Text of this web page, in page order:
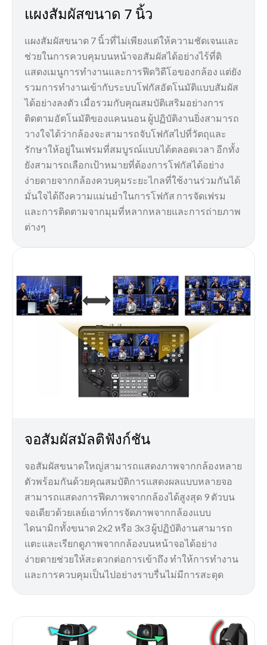
แผงสัมผัสขนาด 7 นิ้ว
แผงสัมผัสขนาด 7 นิ้วที่ไม่เพียงแต่ให้ความชัดเจนและ
ช่วยในการควบคุมบนหน้าจอสัมผัสได้อย่างไร้ที่ติ
แสดงเมนูการทำงานและการฟีดวิดีโอของกล้อง แต่ยัง
รวมการทำงานเข้ากับระบบโฟกัสอัตโนมัติแบบสัมผัส
ได้อย่างลงตัว เมื่อรวมกับคุณสมบัติเสริมอย่างการ
ติดตามอัตโนมัติของแคนนอน ผู้ปฏิบัติงานยิ่งสามารถ
วางใจได้ว่ากล้องจะสามารถจับโฟกัสไปที่วัตถุและ
รักษาให้อยู่ในเฟรมที่สมบูรณ์แบบได้ตลอดเวลา อีกทั้ง
ยังสามารถเลือกเป้าหมายที่ต้องการโฟกัสได้อย่าง
ง่ายดายจากกล้องควบคุมระยะไกลที่ใช้งานร่วมกันได้
มั่นใจได้ถึงความแม่นยำในการโฟกัส การจัดเฟรม
และการติดตามจากมุมที่หลากหลายและการถ่ายภาพ
ต่างๆ
จอสัมผัสมัลติฟังก์ชัน
จอสัมผัสขนาดใหญ่สามารถแสดงภาพจากกล้องหลาย
ตัวพร้อมกันด้วยคุณสมบัติการแสดงผลแบบหลายจอ
สามารถแสดงการฟีดภาพจากกล้องได้สูงสุด 9 ตัวบน
จอเดียวด้วยเลย์เอาท์การจัดภาพจากกล้องแบบ
ไดนามิกทั้งขนาด 2x2 หรือ 3x3 ผู้ปฏิบัติงานสามารถ
แตะและเรียกดูภาพจากกล้องบนหน้าจอได้อย่าง
ง่ายดายช่วยให้สะดวกต่อการเข้าถึง ทำให้การทำงาน
และการควบคุมเป็นไปอย่างราบรื่นไม่มีการสะดุด